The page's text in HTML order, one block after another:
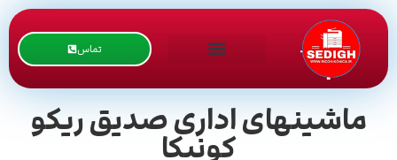
تماس
ماشینهای اداری صدیق ریکو
کونیکا